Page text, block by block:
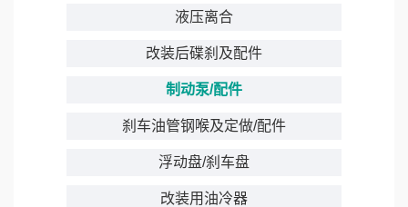
液压离合
改装后碟刹及配件
制动泵/配件
刹车油管钢喉及定做/配件
浮动盘/刹车盘
改装用油冷器